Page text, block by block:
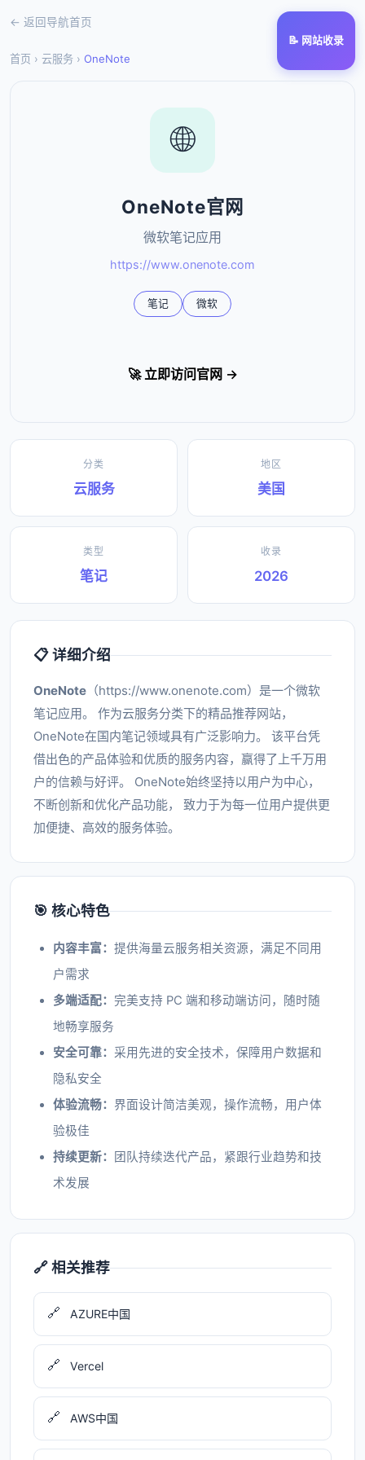
📝 网站收录
← 返回导航首页
首页 › 云服务 › OneNote
🌐
OneNote官网
微软笔记应用
https://www.onenote.com
笔记 微软
🚀 立即访问官网 →
分类
云服务
地区
美国
类型
笔记
收录
2026
📋 详细介绍
OneNote （https://www.onenote.com）是一个微软
笔记应用。 作为云服务分类下的精品推荐网站，
OneNote在国内笔记领域具有广泛影响力。 该平台凭
借出色的产品体验和优质的服务内容，赢得了上千万用
户的信赖与好评。 OneNote始终坚持以用户为中心，
不断创新和优化产品功能， 致力于为每一位用户提供更
加便捷、高效的服务体验。
🎯 核心特色
内容丰富： 提供海量云服务相关资源，满足不同用
户需求
多端适配： 完美支持 PC 端和移动端访问，随时随
地畅享服务
安全可靠： 采用先进的安全技术，保障用户数据和
隐私安全
体验流畅： 界面设计简洁美观，操作流畅，用户体
验极佳
持续更新：
团队持续迭代产品，紧跟行业趋势和技
术发展
🔗 相关推荐
🔗 AZURE中国
🔗 Vercel
🔗 AWS中国